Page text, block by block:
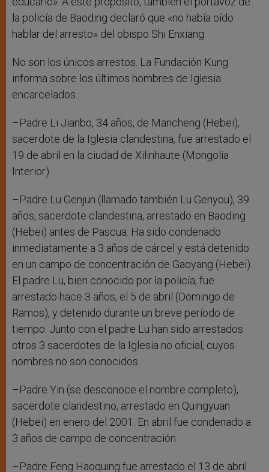
la policía de Baoding declaró que «no había oído
hablar del arresto» del obispo Shi Enxiang.
No son los únicos arrestos. La Fundación Kung
informa sobre los últimos hombres de Iglesia
encarcelados.
–Padre Li Jianbo, 34 años, de Mancheng (Hebei),
sacerdote de la Iglesia clandestina, fue arrestado el
19 de abril en la ciudad de Xilinhaute (Mongolia
Interior).
–Padre Lu Genjun (llamado también Lu Genyou), 39
años, sacerdote clandestina, arrestado en Baoding
(Hebei) antes de Pascua. Ha sido condenado
inmediatamente a 3 años de cárcel y está detenido
en un campo de concentración de Gaoyang (Hebei).
El padre Lu, bien conocido por la policía, fue
arrestado hace 3 años, el 5 de abril (Domingo de
Ramos), y detenido durante un breve período de
tiempo. Junto con el padre Lu han sido arrestados
otros 3 sacerdotes de la Iglesia no oficial, cuyos
nombres no son conocidos.
–Padre Yin (se desconoce el nombre completo),
sacerdote clandestino, arrestado en Quingyuan
(Hebei) en enero del 2001. En abril fue condenado a
3 años de campo de concentración.
–Padre Feng Haoquing fue arrestado el 13 de abril